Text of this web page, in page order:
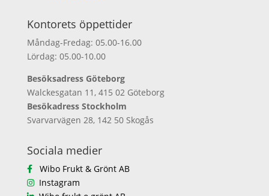
Kontorets öppettider
Måndag-Fredag: 05.00-16.00
Lördag: 05.00-10.00
Besöksadress Göteborg
Walckesgatan 11, 415 02 Göteborg
Besökadress Stockholm
Svarvarvägen 28, 142 50 Skogås
Sociala medier
Wibo Frukt & Grönt AB
Instagram